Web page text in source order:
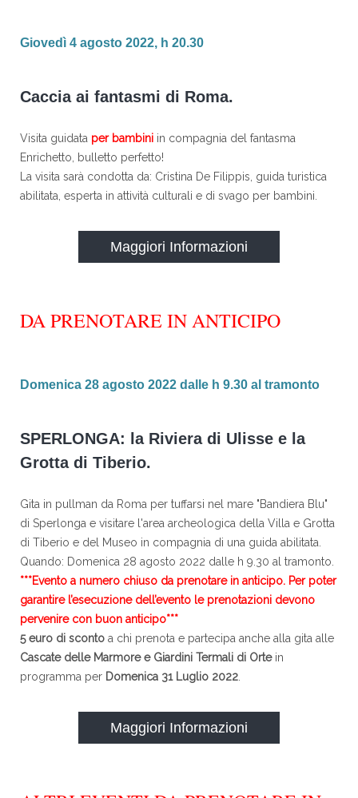
Giovedì 4 agosto 2022, h 20.30
Caccia ai fantasmi di Roma.
Visita guidata per bambini in compagnia del fantasma
Enrichetto, bulletto perfetto!
La visita sarà condotta da: Cristina De Filippis, guida turistica
abilitata, esperta in attività culturali e di svago per bambini.
Maggiori Informazioni
DA PRENOTARE IN ANTICIPO
Domenica 28 agosto 2022 dalle h 9.30 al tramonto
SPERLONGA: la Riviera di Ulisse e la
Grotta di Tiberio.
Gita in pullman da Roma per tuffarsi nel mare "Bandiera Blu"
di Sperlonga e visitare l'area archeologica della Villa e Grotta
di Tiberio e del Museo in compagnia di una guida abilitata.
Quando: Domenica 28 agosto 2022 dalle h 9.30 al tramonto.
***Evento a numero chiuso da prenotare in anticipo. Per poter
garantire l’esecuzione dell’evento le prenotazioni devono
pervenire con buon anticipo***
5 euro di sconto a chi prenota e partecipa anche alla gita alle
Cascate delle Marmore e Giardini Termali di Ortein
programma per Domenica 31 Luglio 2022.
Maggiori Informazioni